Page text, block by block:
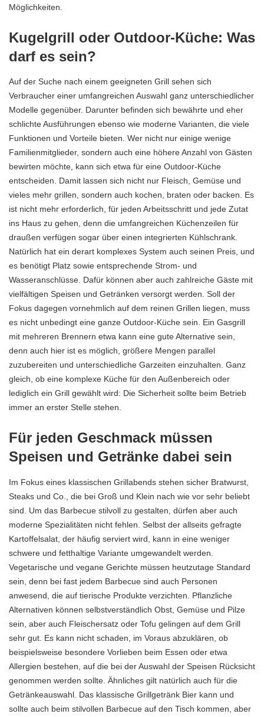
Möglichkeiten.
Kugelgrill oder Outdoor-Küche: Was
darf es sein?
Auf der Suche nach einem geeigneten Grill sehen sich
Verbraucher einer umfangreichen Auswahl ganz unterschiedlicher
Modelle gegenüber. Darunter befinden sich bewährte und eher
schlichte Ausführungen ebenso wie moderne Varianten, die viele
Funktionen und Vorteile bieten. Wer nicht nur einige wenige
Familienmitglieder, sondern auch eine höhere Anzahl von Gästen
bewirten möchte, kann sich etwa für eine Outdoor-Küche
entscheiden. Damit lassen sich nicht nur Fleisch, Gemüse und
vieles mehr grillen, sondern auch kochen, braten oder backen. Es
ist nicht mehr erforderlich, für jeden Arbeitsschritt und jede Zutat
ins Haus zu gehen, denn die umfangreichen Küchenzeilen für
draußen verfügen sogar über einen integrierten Kühlschrank.
Natürlich hat ein derart komplexes System auch seinen Preis, und
es benötigt Platz sowie entsprechende Strom- und
Wasseranschlüsse. Dafür können aber auch zahlreiche Gäste mit
vielfältigen Speisen und Getränken versorgt werden. Soll der
Fokus dagegen vornehmlich auf dem reinen Grillen liegen, muss
es nicht unbedingt eine ganze Outdoor-Küche sein. Ein Gasgrill
mit mehreren Brennern etwa kann eine gute Alternative sein,
denn auch hier ist es möglich, größere Mengen parallel
zuzubereiten und unterschiedliche Garzeiten einzuhalten. Ganz
gleich, ob eine komplexe Küche für den Außenbereich oder
lediglich ein Grill gewählt wird: Die Sicherheit sollte beim Betrieb
immer an erster Stelle stehen.
Für jeden Geschmack müssen
Speisen und Getränke dabei sein
Im Fokus eines klassischen Grillabends stehen sicher Bratwurst,
Steaks und Co., die bei Groß und Klein nach wie vor sehr beliebt
sind. Um das Barbecue stilvoll zu gestalten, dürfen aber auch
moderne Spezialitäten nicht fehlen. Selbst der allseits gefragte
Kartoffelsalat, der häufig serviert wird, kann in eine weniger
schwere und fetthaltige Variante umgewandelt werden.
Vegetarische und vegane Gerichte müssen heutzutage Standard
sein, denn bei fast jedem Barbecue sind auch Personen
anwesend, die auf tierische Produkte verzichten. Pflanzliche
Alternativen können selbstverständlich Obst, Gemüse und Pilze
sein, aber auch Fleischersatz oder Tofu gelingen auf dem Grill
sehr gut. Es kann nicht schaden, im Voraus abzuklären, ob
beispielsweise besondere Vorlieben beim Essen oder etwa
Allergien bestehen , auf die bei der Auswahl der Speisen Rücksicht
genommen werden sollte. Ähnliches gilt natürlich auch für die
Getränkeauswahl. Das klassische Grillgetränk Bier kann und
sollte auch beim stilvollen Barbecue auf den Tisch kommen, aber